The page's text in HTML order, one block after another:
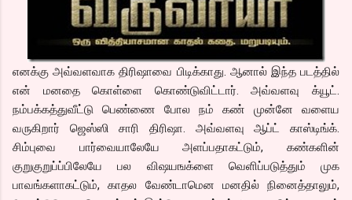
எனக்கு அவ்வளவாக திரிஷாவை பிடிக்காது. ஆனால் இந்த படத்தில்
என் மனதை கொள்ளை கொண்டுவிட்டார். அவ்வளவு க்யூட்.
நம்பக்கத்துவீட்டு பெண்ணை போல நம் கண் முன்னே வளைய
வருகிறார் ஜெஸ்ஸி சாரி திரிஷா. அவ்வளவு ஆப்ட் காஸ்டிங்க்.
சிம்புவை பார்வையாலேயே அளப்பதாகட்டும், கண்களின்
குறுகுறுப்ப்பிலேயே பல விஷயஙக்ளை வெளிப்படுத்தும் முக
பாவங்களாகட்டும், காதல வேண்டாமென மனதில் நினைத்தாலும்,